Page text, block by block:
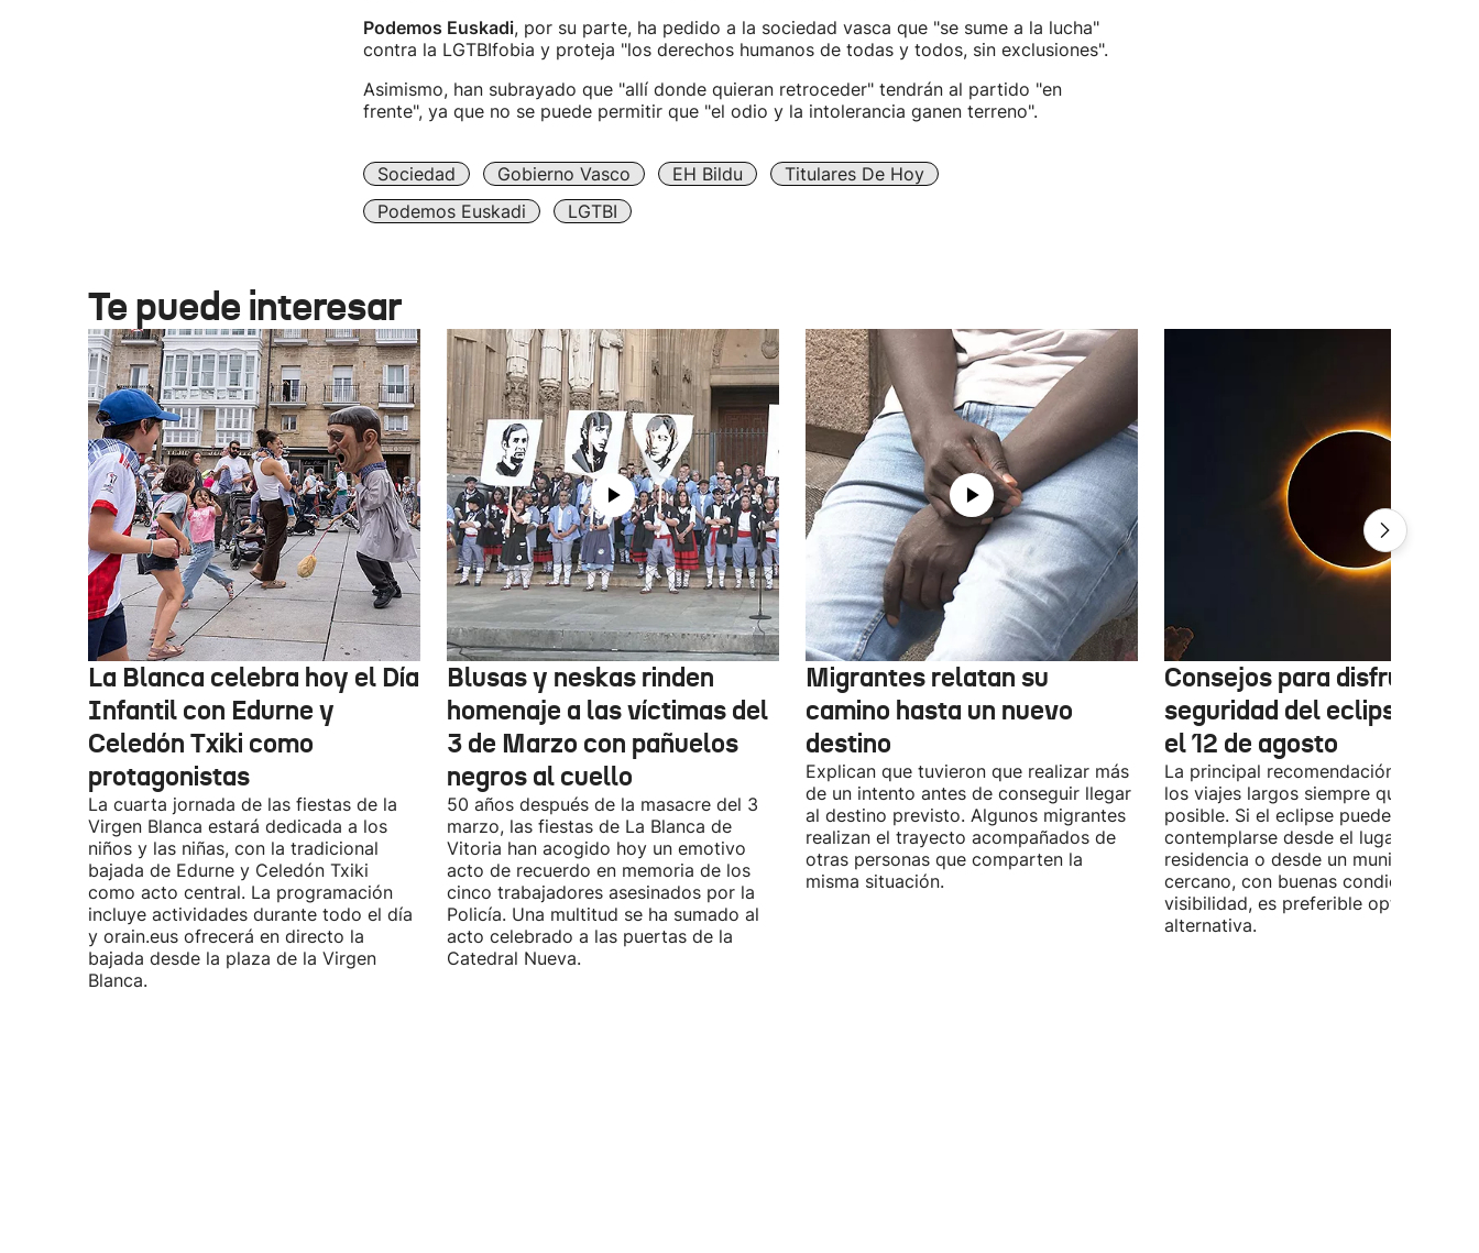
Podemos Euskadi, por su parte, ha pedido a la sociedad vasca que "se sume a la lucha"
contra la LGTBIfobia y proteja "los derechos humanos de todas y todos, sin exclusiones".
Asimismo, han subrayado que "allí donde quieran retroceder" tendrán al partido "en
frente", ya que no se puede permitir que "el odio y la intolerancia ganen terreno".
Sociedad Gobierno Vasco EH Bildu
Titulares De Hoy
Podemos Euskadi
LGTBI
Te puede interesar
La Blanca celebra hoy el Día
Infantil con Edurne y
Celedón Txiki como
protagonistas
La cuarta jornada de las fiestas de la
Virgen Blanca estará dedicada a los
niños y las niñas, con la tradicional
bajada de Edurne y Celedón Txiki
como acto central. La programación
incluye actividades durante todo el día
y orain.eus ofrecerá en directo la
bajada desde la plaza de la Virgen
Blanca.
Blusas y neskas rinden
homenaje a las víctimas del
3 de Marzo con pañuelos
negros al cuello
50 años después de la masacre del 3
marzo, las fiestas de La Blanca de
Vitoria han acogido hoy un emotivo
acto de recuerdo en memoria de los
cinco trabajadores asesinados por la
Policía. Una multitud se ha sumado al
acto celebrado a las puertas de la
Catedral Nueva.
Migrantes relatan su
camino hasta un nuevo
destino
Explican que tuvieron que realizar más
de un intento antes de conseguir llegar
al destino previsto. Algunos migrantes
realizan el trayecto acompañados de
otras personas que comparten la
misma situación.
Consejos para disfrutar
seguridad del eclipse solar
el 12 de agosto
La principal recomendación es evitar
los viajes largos siempre que sea
posible. Si el eclipse puede
contemplarse desde el lugar de
residencia o desde un municipio
cercano, con buenas condiciones de
visibilidad, es preferible optar por
alternativa.